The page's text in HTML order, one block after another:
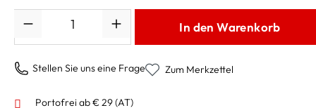
In den Warenkorb
Stellen Sie uns eine Frage Zum Merkzettel
Portofrei ab € 29 (AT)